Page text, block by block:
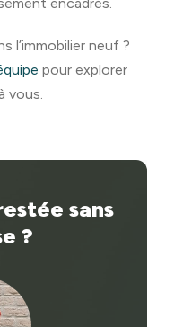
l’immobilier neuf ?
pour explorer
vous.
sans
?